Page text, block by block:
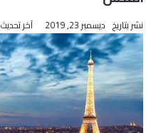
نشر بتاريخ ديسمبر 23, 2019 آخر تحديث